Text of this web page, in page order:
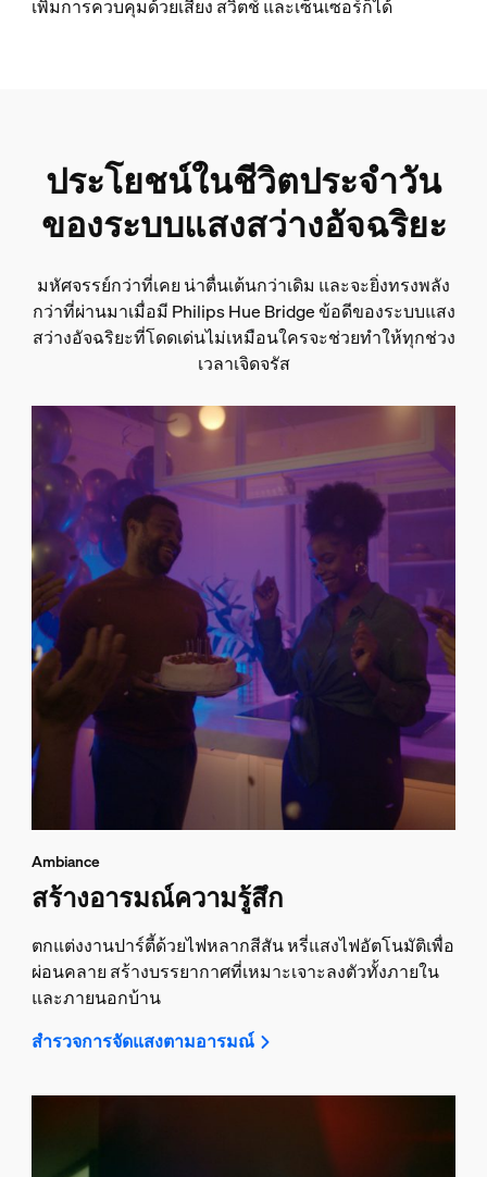
เพิ่มการควบคุมด้วยเสียง สวิตช์ และเซ็นเซอร์ก็ได้
ประโยชน์ในชีวิตประจำวัน
ของระบบแสงสว่างอัจฉริยะ
มหัศจรรย์กว่าที่เคย น่าตื่นเต้นกว่าเดิม และจะยิ่งทรงพลัง
กว่าที่ผ่านมาเมื่อมี Philips Hue Bridge ข้อดีของระบบแสง
สว่างอัจฉริยะที่โดดเด่นไม่เหมือนใครจะช่วยทำให้ทุกช่วง
เวลาเจิดจรัส
Ambiance
สร้างอารมณ์ความรู้สึก
ตกแต่งงานปาร์ตี้ด้วยไฟหลากสีสัน หรี่แสงไฟอัตโนมัติเพื่อ
ผ่อนคลาย สร้างบรรยากาศที่เหมาะเจาะลงตัวทั้งภายใน
และภายนอกบ้าน
สำรวจการจัดแสงตามอารมณ์